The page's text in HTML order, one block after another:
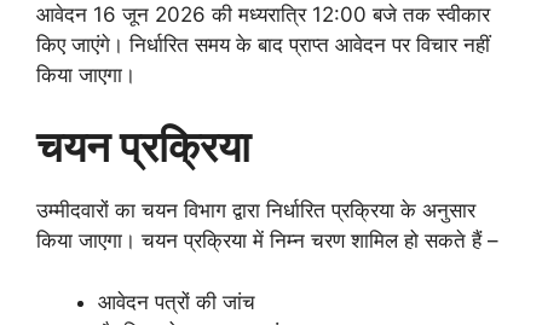
आवेदन 16 जून 2026 की मध्यरात्रि 12:00 बजे तक स्वीकार
किए जाएंगे। निर्धारित समय के बाद प्राप्त आवेदन पर विचार नहीं
किया जाएगा।
चयन प्रक्रिया
उम्मीदवारों का चयन विभाग द्वारा निर्धारित प्रक्रिया के अनुसार
किया जाएगा। चयन प्रक्रिया में निम्न चरण शामिल हो सकते हैं –
आवेदन पत्रों की जांच